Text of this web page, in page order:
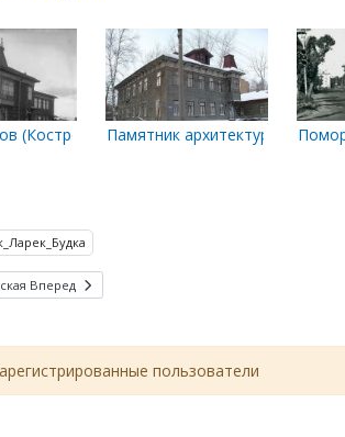
и К.Либкнехта
(Костромской)Памятник архитектуры. Дом
Вперед
пользователи